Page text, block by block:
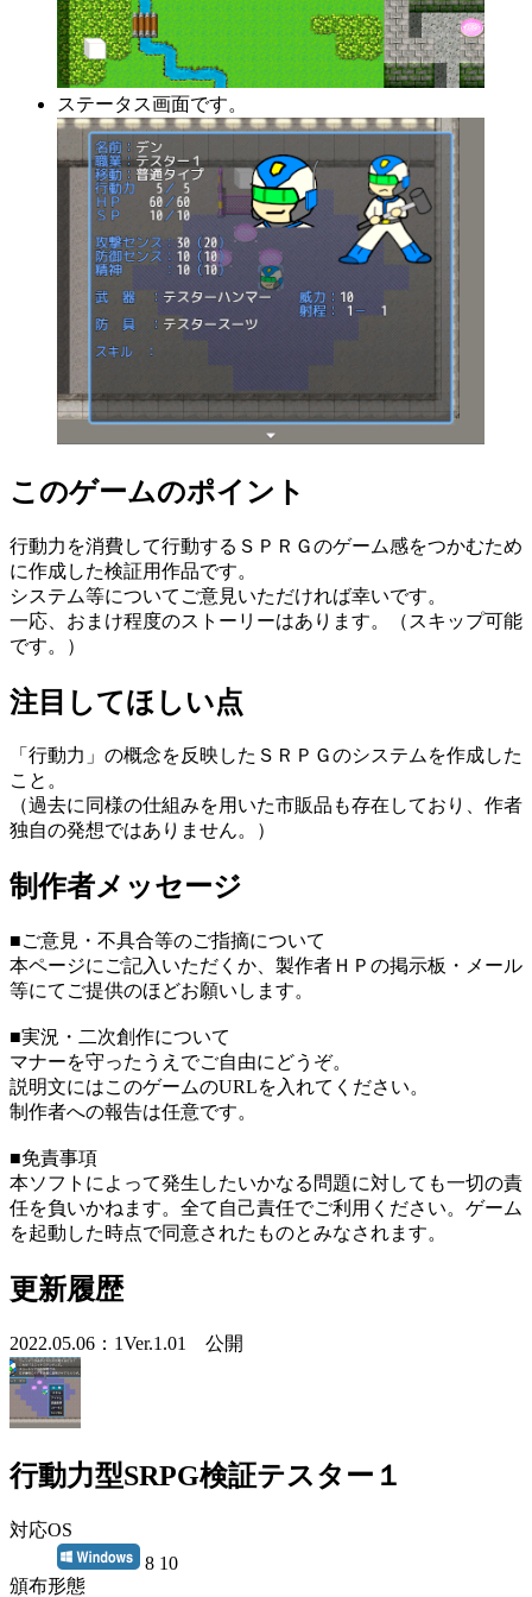
ステータス画面です。
このゲームのポイント
行動力を消費して行動するＳＰＲＧのゲーム感をつかむため
に作成した検証用作品です。
システム等についてご意見いただければ幸いです。
一応、おまけ程度のストーリーはあります。（スキップ可能
です。）
注目してほしい点
「行動力」の概念を反映したＳＲＰＧのシステムを作成した
こと。
（過去に同様の仕組みを用いた市販品も存在しており、作者
独自の発想ではありません。）
制作者メッセージ
■ご意見・不具合等のご指摘について
本ページにご記入いただくか、製作者ＨＰの掲示板・メール
等にてご提供のほどお願いします。
■実況・二次創作について
マナーを守ったうえでご自由にどうぞ。
説明文にはこのゲームのURLを入れてください。
制作者への報告は任意です。
■免責事項
本ソフトによって発生したいかなる問題に対しても一切の責
任を負いかねます。全て自己責任でご利用ください。ゲーム
を起動した時点で同意されたものとみなされます。
更新履歴
2022.05.06：1Ver.1.01 公開
行動力型SRPG検証テスター１
対応OS
8 10
頒布形態